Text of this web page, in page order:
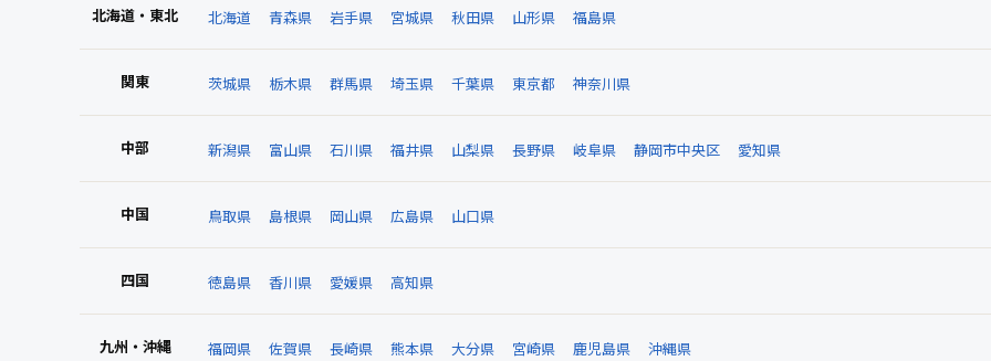
北海道・東北 北海道 青森県 岩手県 宮城県 秋田県 山形県 福島県
関東 茨城県 栃木県 群馬県 埼玉県 千葉県 東京都 神奈川県
中部 新潟県 富山県 石川県 福井県 山梨県 長野県 岐阜県 静岡市中央区 愛知県
中国 鳥取県 島根県 岡山県 広島県 山口県
四国 徳島県 香川県 愛媛県 高知県
九州・沖縄 福岡県 佐賀県 長崎県 熊本県 大分県 宮崎県 鹿児島県 沖縄県